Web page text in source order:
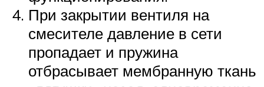
При закрытии вентиля на
смесителе давление в сети
пропадает и пружина
отбрасывает мембранную ткань